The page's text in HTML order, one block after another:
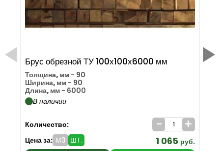
Брус обрезной ТУ 100х100х6000 мм
Толщина, мм - 90
Ширина, мм - 90
Длина, мм - 6000
В наличии
Количество: - +
Цена за: М3 ШТ. 1 065 руб.